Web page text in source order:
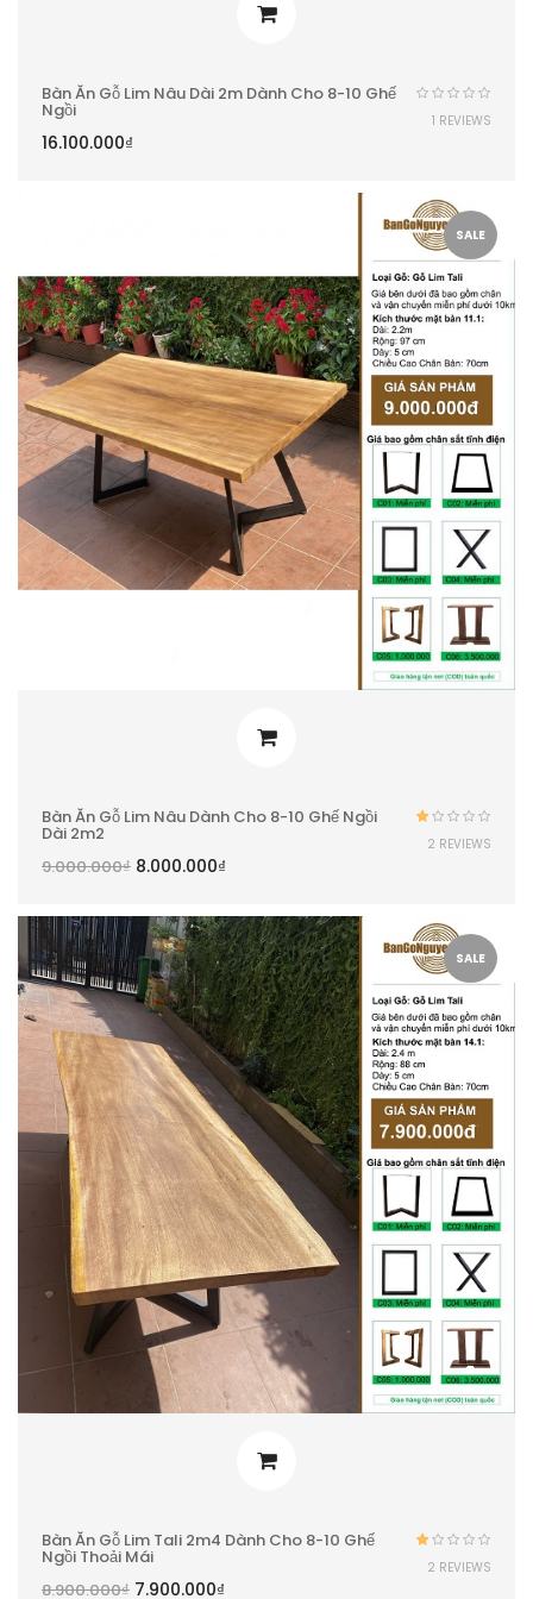
Bàn Ăn Gỗ Lim Nâu Dài 2m Dành Cho 8-10 Ghế
Ngồi
16.100.000₫
1 REVIEWS
SALE
Bàn Ăn Gỗ Lim Nâu Dành Cho 8-10 Ghế Ngồi
Dài 2m2
9.000.000₫ 8.000.000₫
Được
xếp2 REVIEWS
SALE
Bàn Ăn Gỗ Lim Tali 2m4 Dành Cho 8-10 Ghế
Ngồi Thoải Mái
8.900.000₫ 7.900.000₫
Được
xếp2 REVIEWS